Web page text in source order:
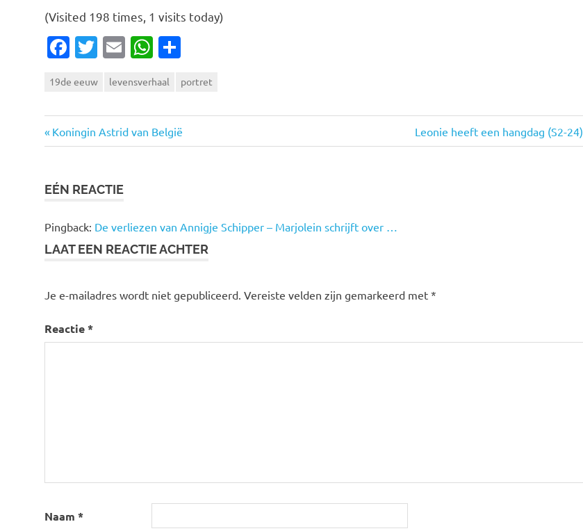
(Visited 198 times, 1 visits today)
Facebook
Twitter
EmailWhatsApp
19de eeuw levensverhaal portret
Bericht
Vorige
bericht:
Koningin Astrid van België
Volgende
bericht:
Leonie heeft een hangdag (S2-24)
EÉN REACTIE
Pingback: De verliezen van Annigje Schipper – Marjolein schrijft over …
LAAT EEN REACTIE ACHTER
Je e-mailadres wordt niet gepubliceerd. Vereiste velden zijn gemarkeerd met *
Reactie*
Naam *